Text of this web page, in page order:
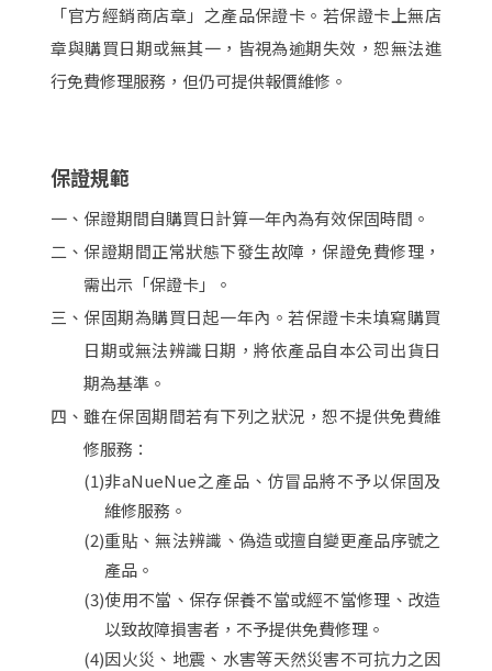
「官方經銷商店章」之產品保證卡。若保證卡上無店
章與購買日期或無其一，皆視為逾期失效，恕無法進
行免費修理服務，但仍可提供報價維修。
保證規範
一、 保證期間自購買日計算一年內為有效保固時間。
二、 保證期間正常狀態下發生故障，保證免費修理，
需出示「保證卡」。
三、 保固期為購買日起一年內。若保證卡未填寫購買
日期或無法辨識日期，將依產品自本公司出貨日
期為基準。
四、 雖在保固期間若有下列之狀況，恕不提供免費維
修服務：
(1)非aNueNue之產品、仿冒品將不予以保固及
維修服務。
(2)重貼、無法辨識、偽造或擅自變更產品序號之
產品。
(3)使用不當、保存保養不當或經不當修理、改造
以致故障損害者，不予提供免費修理。
(4)因火災、地震、水害等天然災害不可抗力之因